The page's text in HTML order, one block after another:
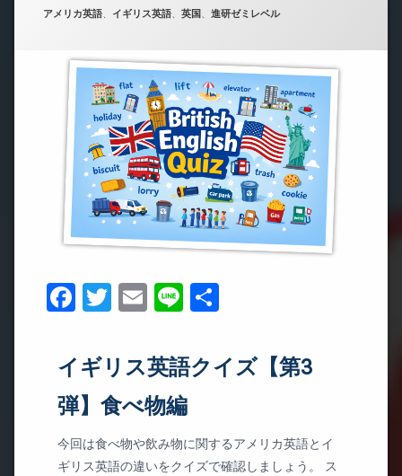
カテゴリー:
アメリカ英語、 イギリス英語、 英国 、 進研ゼミレベル
Facebook
Twitter
Email
Line
イギリス英語クイズ【第3
弾】食べ物編
今回は食べ物や飲み物に関するアメリカ英語とイ
ギリス英語の違いをクイズで確認しましょう。 ス